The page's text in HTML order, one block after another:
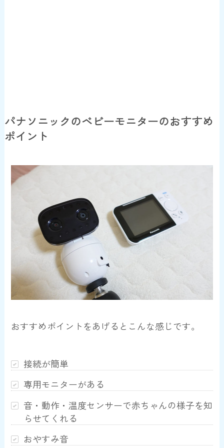
パナソニックのベビーモニターのおすすめ
ポイント
おすすめポイントをあげるとこんな感じです。
接続が簡単
専用モニターがある
音・動作・温度センサーで赤ちゃんの様子を知
らせてくれる
おやすみ音